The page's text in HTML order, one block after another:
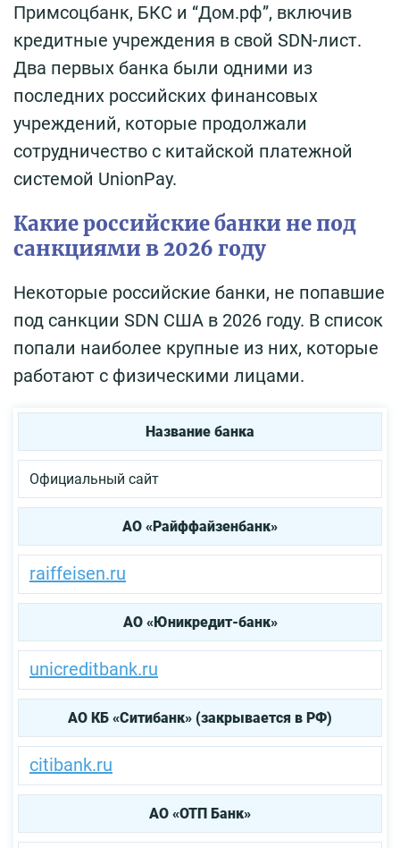
Примсоцбанк, БКС и “Дом.рф”, включив
кредитные учреждения в свой SDN-лист.
Два первых банка были одними из
последних российских финансовых
учреждений, которые продолжали
сотрудничество с китайской платежной
системой UnionPay.
Какие российские банки не под
санкциями в 2026 году
Некоторые российские банки, не попавшие
под санкции SDN CША в 2026 году. В список
попали наиболее крупные из них, которые
работают с физическими лицами.
Название банка
Официальный сайт
АО «Райффайзенбанк»
raiffeisen.ru
АО «Юникредит-банк»
unicreditbank.ru
АО КБ «Ситибанк» (закрывается в РФ)
citibank.ru
АО «ОТП Банк»